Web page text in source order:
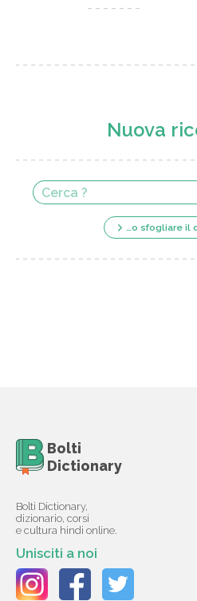
Nuova
…o sfogliare il
Bolti
Dictionary
Bolti Dictionary,
dizionario, corsi
e cultura hindi online.
Unisciti a noi